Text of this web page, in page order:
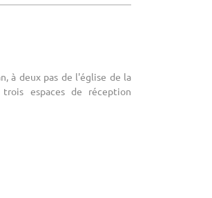
à deux pas de l'église de la
espaces de réception